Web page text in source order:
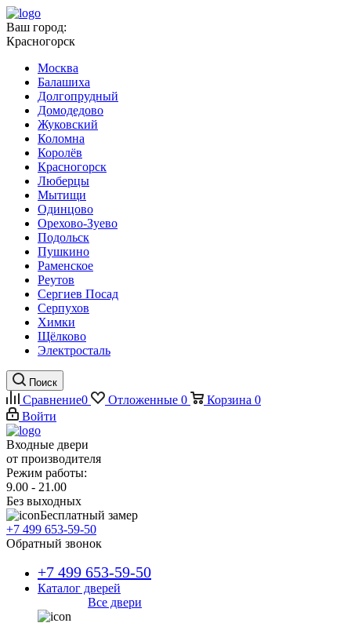
Ваш город:
Красногорск
Москва
Балашиха
Долгопрудный
Домодедово
Жуковский
Коломна
Королёв
Красногорск
Люберцы
Мытищи
Одинцово
Орехово-Зуево
Подольск
Пушкино
Раменское
Реутов
Сергиев Посад
Серпухов
Химки
Щёлково
Электросталь
Поиск
Сравнение0 Отложенные 0 Корзина 0
Войти
Входные двери
от производителя
Режим работы:
9.00 - 21.00
Без выходных
Бесплатный замер
+7 499 653-59-50
Обратный звонок
+7 499 653-59-50
Каталог дверей
Все двери